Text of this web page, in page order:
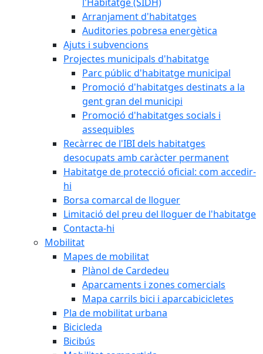
Arranjament d'habitatges
Auditories pobresa energètica
Ajuts i subvencions
Projectes municipals d'habitatge
Parc públic d'habitatge municipal
Promoció d'habitatges destinats a la
gent gran del municipi
Promoció d'habitatges socials i
assequibles
Recàrrec de l'IBI dels habitatges
desocupats amb caràcter permanent
Habitatge de protecció oficial: com accedir-
hi
Borsa comarcal de lloguer
Limitació del preu del lloguer de l'habitatge
Contacta-hi
Mobilitat
Mapes de mobilitat
Plànol de Cardedeu
Aparcaments i zones comercials
Mapa carrils bici i aparcabicicletes
Pla de mobilitat urbana
Bicicleda
Bicibús